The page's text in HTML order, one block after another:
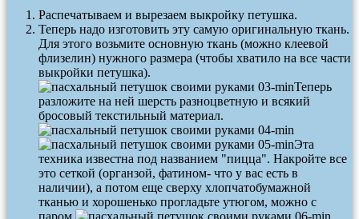
Распечатываем и вырезаем выкройку петушка.
Теперь надо изготовить эту самую оригинальную ткань.
Для этого возьмите основную ткань (можно клеевой
флизелин) нужного размера (чтобы хватило на все части
выкройки петушка).
Теперь
разложите на ней шерсть разноцветную и всякий
бросовый текстильный материал.
Эта
техника известна под названием "пицца". Накройте все
это сеткой (органзой, фатином- что у вас есть в
наличии), а потом еще сверху хлопчатобумажной
тканью и хорошенько прогладьте утюгом, можно с